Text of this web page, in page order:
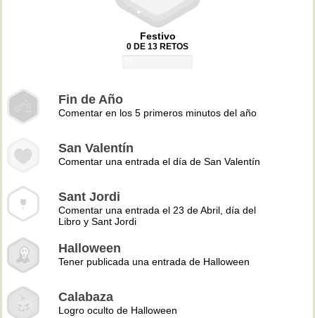
Festivo
0 DE 13 RETOS
Fin de Año
Comentar en los 5 primeros minutos del año
San Valentín
Comentar una entrada el día de San Valentín
Sant Jordi
Comentar una entrada el 23 de Abril, día del
Libro y Sant Jordi
Halloween
Tener publicada una entrada de Halloween
Calabaza
Logro oculto de Halloween